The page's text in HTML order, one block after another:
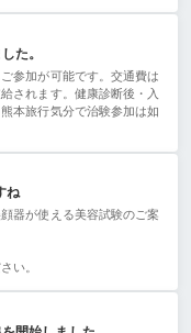
た。
参加が可能です。交通費は
されます。健康診断後・入
本旅行気分で治験参加は如
ね
器が使える美容試験のご案
い。